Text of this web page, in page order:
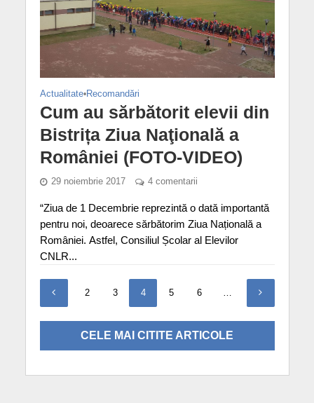
Actualitate•Recomandări
Cum au sărbătorit elevii din
Bistrița Ziua Naţională a
României (FOTO-VIDEO)
29 noiembrie 2017 4 comentarii
“Ziua de 1 Decembrie reprezintă o dată importantă
pentru noi, deoarece sărbătorim Ziua Națională a
României. Astfel, Consiliul Școlar al Elevilor
CNLR...
2 3 4 5 6
CELE MAI CITITE ARTICOLE